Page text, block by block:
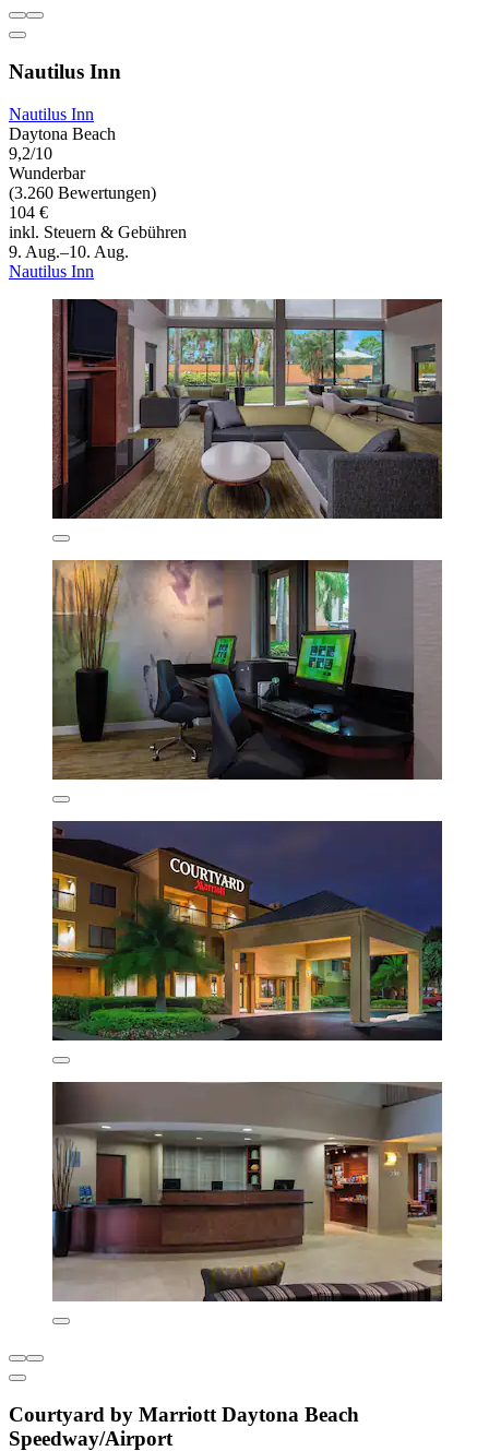
Nautilus Inn
Nautilus Inn
Daytona Beach
9,2/10
Wunderbar
(3.260 Bewertungen)
104 €
inkl. Steuern & Gebühren
9. Aug.–10. Aug.
Nautilus Inn
Courtyard by Marriott Daytona Beach
Speedway/Airport